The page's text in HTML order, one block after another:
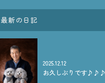
最新の日記
2025.12.12
お久しぶりです♪♪♪